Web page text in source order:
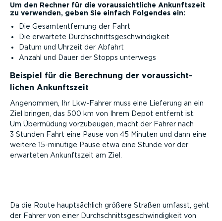
Um den Rechner für die voraus­sicht­liche Ankunftszeit
zu verwenden, geben Sie einfach Folgendes ein:
Die Gesam­tent­fernung der Fahrt
Die erwartete Durch­schnitts­ge­schwin­digkeit
Datum und Uhrzeit der Abfahrt
Anzahl und Dauer der Stopps unterwegs
Beispiel für die Berechnung der voraus­sicht­
lichen Ankunftszeit
Angenommen, Ihr Lkw-Fahrer muss eine Lieferung an ein
Ziel bringen, das 500 km von Ihrem Depot entfernt ist.
Um Übermüdung vorzubeugen, macht der Fahrer nach
3 Stunden Fahrt eine Pause von 45 Minuten und dann eine
weitere 15-minütige Pause etwa eine Stunde vor der
erwarteten Ankunftszeit am Ziel.
Da die Route haupt­sächlich größere Straßen umfasst, geht
der Fahrer von einer Durch­schnitts­ge­schwin­digkeit von